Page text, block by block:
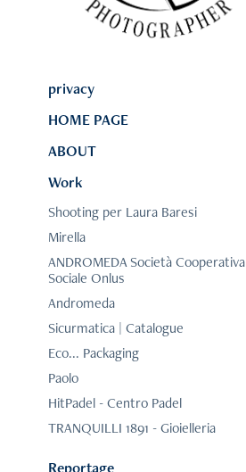
privacy
HOME PAGE
ABOUT
Work
Shooting per Laura Baresi
Mirella
ANDROMEDA Società Cooperativa
Sociale Onlus
Andromeda
Sicurmatica | Catalogue
Eco... Packaging
Paolo
HitPadel - Centro Padel
TRANQUILLI 1891 - Gioielleria
Reportage